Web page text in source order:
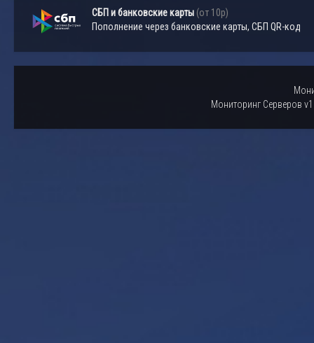
СБП и банковские карты (от 10р)
Пополнение через банковские карты, СБП QR-код
Мониторинг Серверов